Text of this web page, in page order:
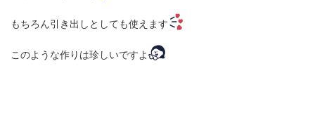
もちろん引き出しとしても使えます
このような作りは珍しいですよ